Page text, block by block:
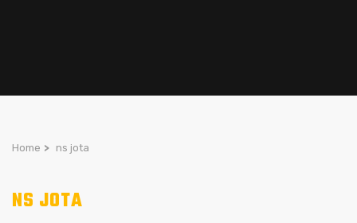
Home > ns jota
NS JOTA